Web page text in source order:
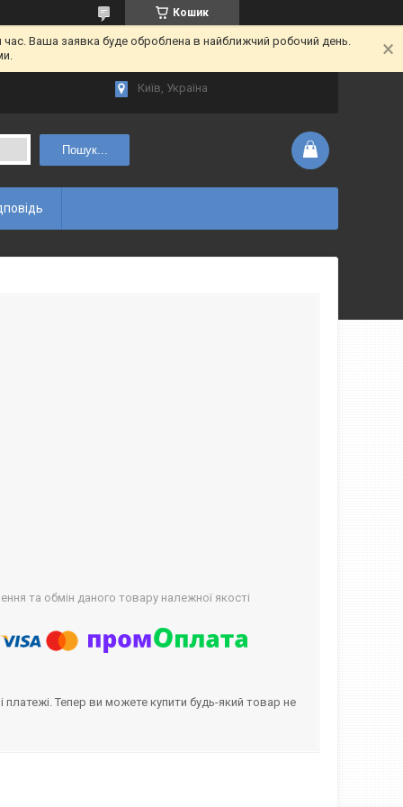
Кошик
Ваша заявка буде оброблена в найближчий робочий день.
Київ, Україна
Пошук...
та обмін даного товару належної якості
платежі. Тепер ви можете купити будь-який товар не